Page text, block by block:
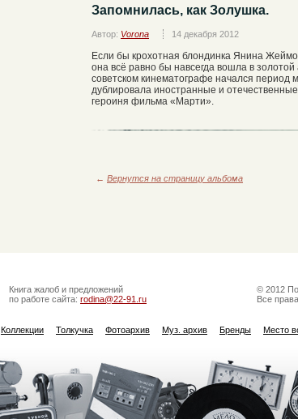
Запомнилась, как Золушка.
Автор: Vorona 14 декабря 2012
Если бы крохотная блондинка Янина
она всё равно бы навсегда вошла в
советском кинематографе начался период
дублировала иностранные и
героиня фильма «Марти».
← Вернутся на страницу альбома
Книга жалоб и предложений
по работе сайта: rodina@22-91.ru
© 2012
Все
Коллекции Толкучка Фотоархив Муз. архив Бренды Место